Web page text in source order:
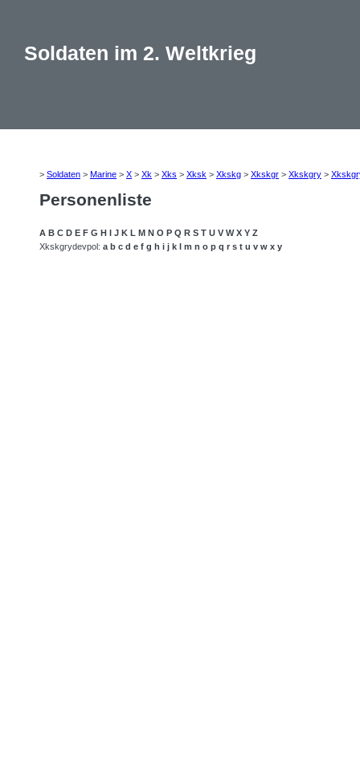
Soldaten im 2. Weltkrieg
> Soldaten > Marine > X > Xk > Xks > Xksk > Xkskg > Xkskgr > Xkskgry >
Personenliste
A B C D E F G H I J K L M N O P Q R S T U V W X Y Z
Xkskgrydevpol: a b c d e f g h i j k l m n o p q r s t u v w x y